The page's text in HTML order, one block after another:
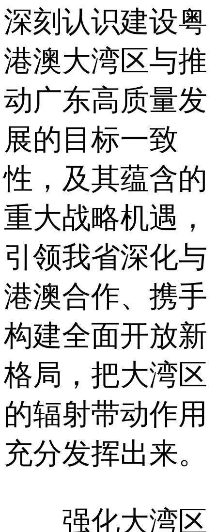
深刻认识建设粤
港澳大湾区与推
动广东高质量发
展的目标一致
性，及其蕴含的
重大战略机遇，
引领我省深化与
港澳合作、携手
构建全面开放新
格局，把大湾区
的辐射带动作用
充分发挥出来。
强化大湾区